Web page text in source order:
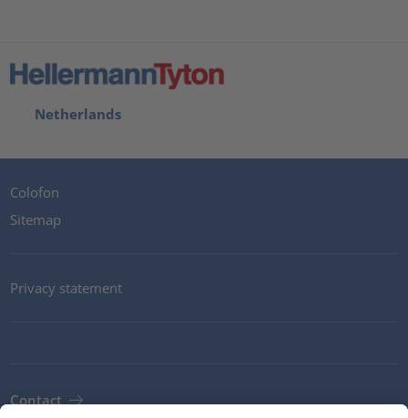
Netherlands
Colofon
Sitemap
Privacy statement
Contact